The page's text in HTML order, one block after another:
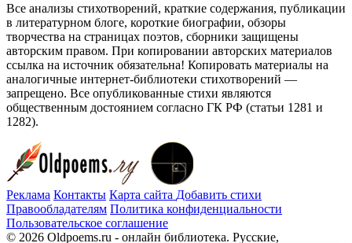
Все анализы стихотворений, краткие содержания, публикации
в литературном блоге, короткие биографии, обзоры
творчества на страницах поэтов, сборники защищены
авторским правом. При копировании авторских материалов
ссылка на источник обязательна! Копировать материалы на
аналогичные интернет-библиотеки стихотворений —
запрещено. Все опубликованные стихи являются
общественным достоянием согласно ГК РФ (статьи 1281 и
1282).
Реклама Контакты Карта сайта Добавить стихи
Правообладателям Политика конфиденциальности
Пользовательское соглашение
© 2026 Oldpoems.ru - онлайн библиотека. Русские,